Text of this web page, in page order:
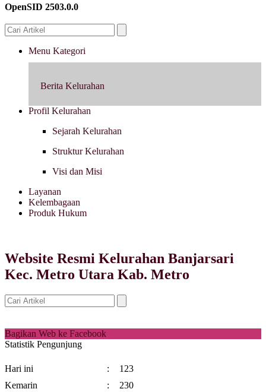
OpenSID 2503.0.0
Menu Kategori
Berita Kelurahan
Profil Kelurahan
Sejarah Kelurahan
Struktur Kelurahan
Visi dan Misi
Layanan
Kelembagaan
Produk Hukum
Website Resmi Kelurahan Banjarsari
Kec. Metro Utara Kab. Metro
Bagikan Web ke Facebook
Statistik Pengunjung
Hari ini :
123
Kemarin
:
230